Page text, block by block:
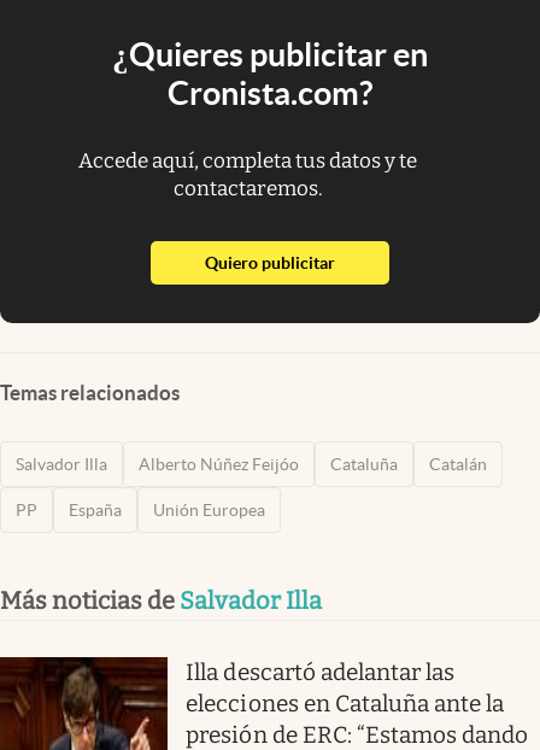
¿Quieres publicitar en
Cronista.com?
Accede aquí, completa tus datos y te
contactaremos.
Quiero publicitarabre en nueva pestaña
Temas relacionados
Salvador Illa Alberto Núñez Feijóo Cataluña Catalán
PP España Unión Europea
Más noticias de Salvador Illa
Illa descartó adelantar las
elecciones en Cataluña ante la
presión de ERC: “Estamos dando